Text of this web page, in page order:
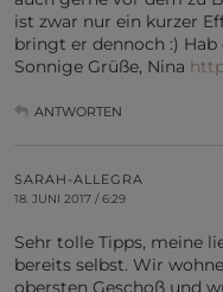
ist zwar nur ein kurzer
bringt er dennoch :)
Sonnige Grüße, Nina
ANTWORTEN
SARAH-ALLEGRA
18. JUNI 2017 / 6:29
Sehr tolle Tipps, meine
bereits selbst. Wir
obersten Geschoß und